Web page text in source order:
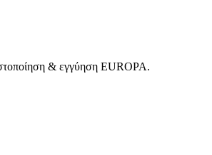
& εγγύηση EUROPA.